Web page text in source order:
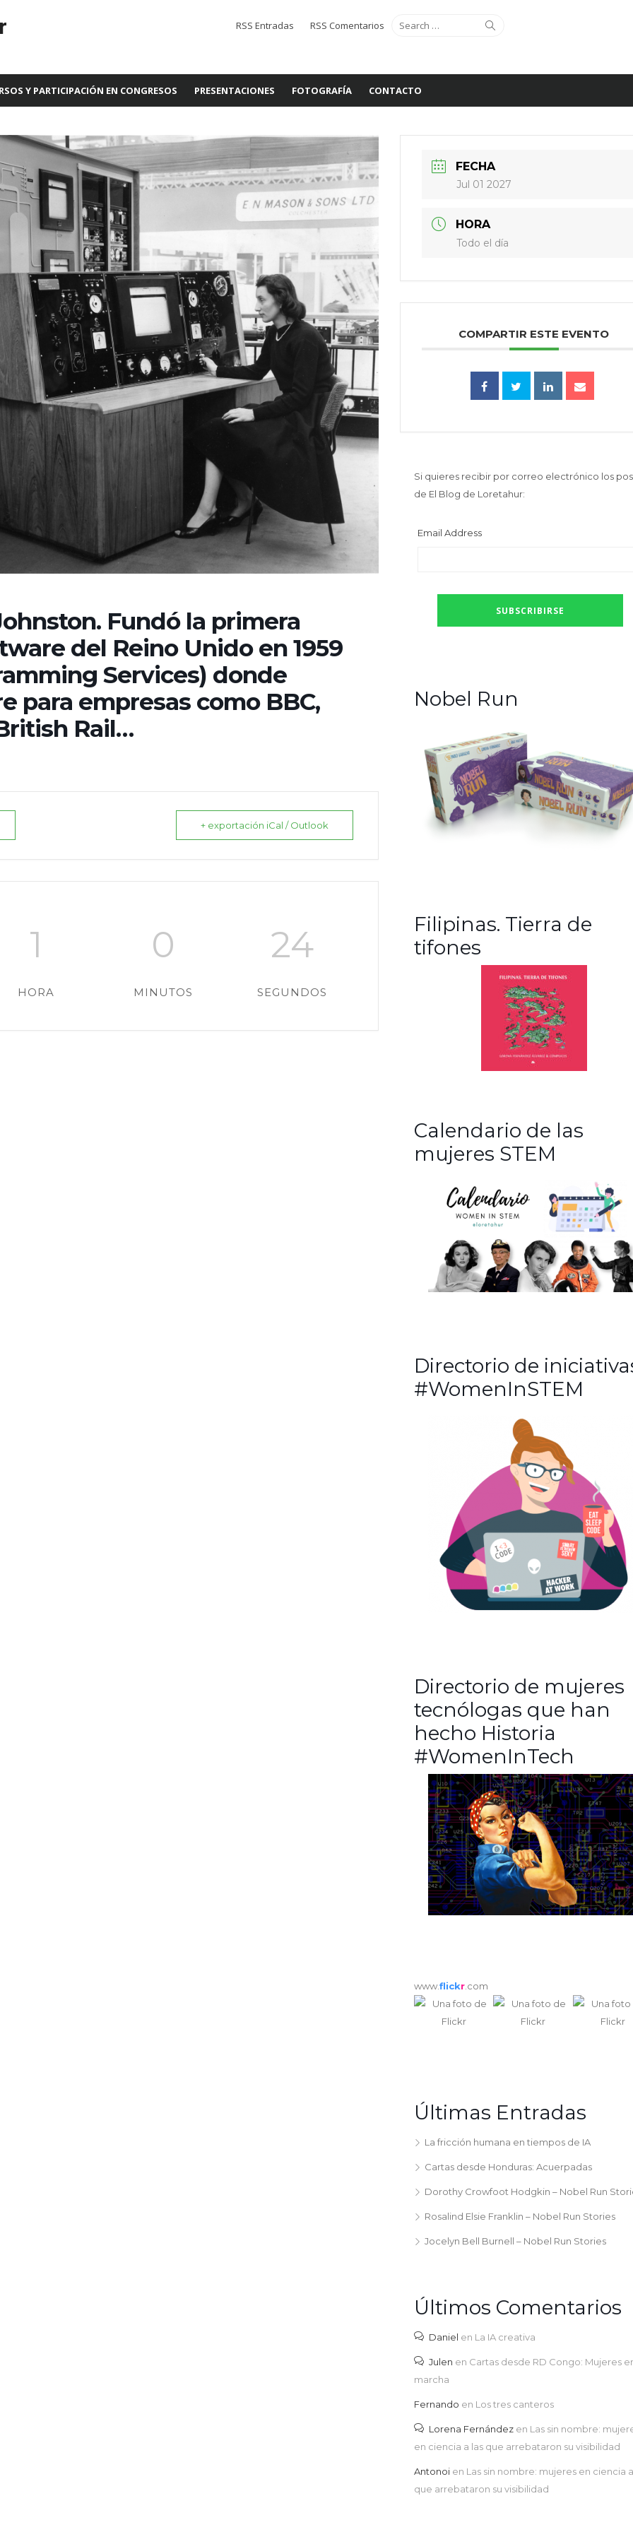
Search
for:
RSS Entradas RSS Comentarios
Y PARTICIPACIÓN EN CONGRESOS PRESENTACIONES FOTOGRAFÍA CONTACTO
Fundó la primera
del Reino Unido en 1959
Services) donde
para empresas como BBC,
Rail…
+ exportación iCal / Outlook
1
HORA
0
MINUTOS
23
SEGUNDOS
FECHA
Jul 01 2027
HORA
Todo el día
COMPARTIR ESTE EVENTO
Si quieres recibir por correo electrónico los
de El Blog de Loretahur:
Email Address
Nobel Run
Filipinas. Tierra de
tifones
Calendario de las
mujeres STEM
Directorio de
#WomenInSTEM
Directorio de mujeres
tecnólogas que han
hecho Historia
#WomenInTech
www.flickr .com
Últimas Entradas
La fricción humana en tiempos de IA
Cartas desde Honduras: Acuerpadas
Dorothy Crowfoot Hodgkin – Nobel Run
Rosalind Elsie Franklin – Nobel Run Stories
Jocelyn Bell Burnell – Nobel Run Stories
Últimos Comentarios
Daniel en La IA creativa
Julen en Cartas desde RD Congo: Mujeres
marcha
Fernando en Los tres canteros
Lorena Fernández en Las sin nombre:
en ciencia a las que arrebataron su visibilidad
Antonoi en Las sin nombre: mujeres en ciencia
que arrebataron su visibilidad